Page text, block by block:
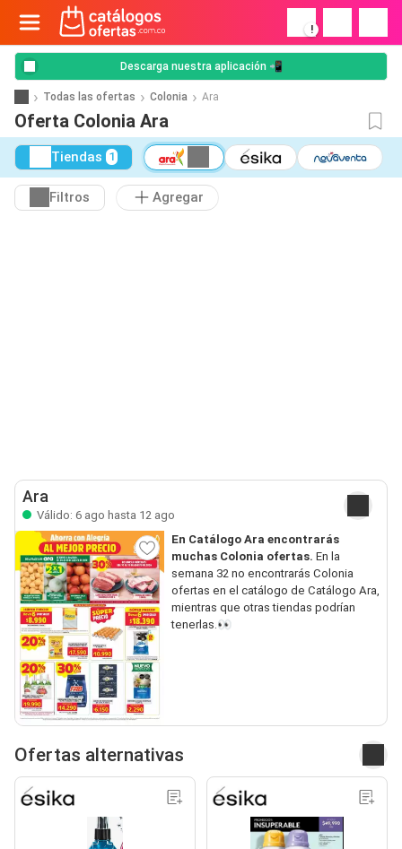
!
Descarga nuestra aplicación 📲
Todas las ofertas Colonia Ara
Oferta Colonia Ara
Tiendas 1
Filtros Agregar
Ara
Válido: 6 ago hasta 12 ago
En Catálogo Ara encontrarás
muchas Colonia ofertas. En la
semana 32 no encontrarás Colonia
ofertas en el catálogo de Catálogo Ara,
mientras que otras tiendas podrían
tenerlas.👀
Ofertas alternativas